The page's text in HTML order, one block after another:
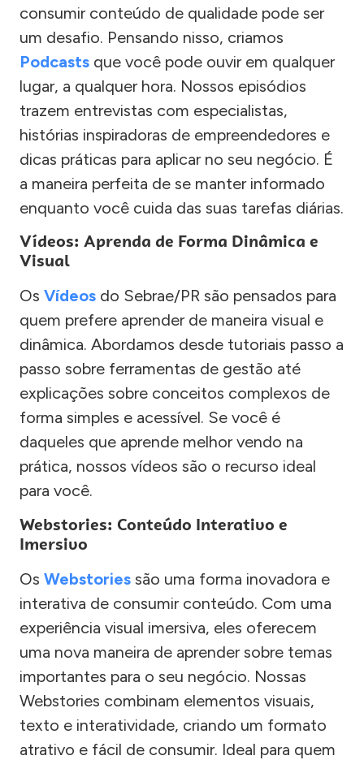
consumir conteúdo de qualidade pode ser
um desafio. Pensando nisso, criamos
Podcasts que você pode ouvir em qualquer
lugar, a qualquer hora. Nossos episódios
trazem entrevistas com especialistas,
histórias inspiradoras de empreendedores e
dicas práticas para aplicar no seu negócio. É
a maneira perfeita de se manter informado
enquanto você cuida das suas tarefas diárias.
Vídeos: Aprenda de Forma Dinâmica e
Visual
Os Vídeos do Sebrae/PR são pensados para
quem prefere aprender de maneira visual e
dinâmica. Abordamos desde tutoriais passo a
passo sobre ferramentas de gestão até
explicações sobre conceitos complexos de
forma simples e acessível. Se você é
daqueles que aprende melhor vendo na
prática, nossos vídeos são o recurso ideal
para você.
Webstories: Conteúdo Interativo e
Imersivo
Os Webstories são uma forma inovadora e
interativa de consumir conteúdo. Com uma
experiência visual imersiva, eles oferecem
uma nova maneira de aprender sobre temas
importantes para o seu negócio. Nossas
Webstories combinam elementos visuais,
texto e interatividade, criando um formato
atrativo e fácil de consumir. Ideal para quem